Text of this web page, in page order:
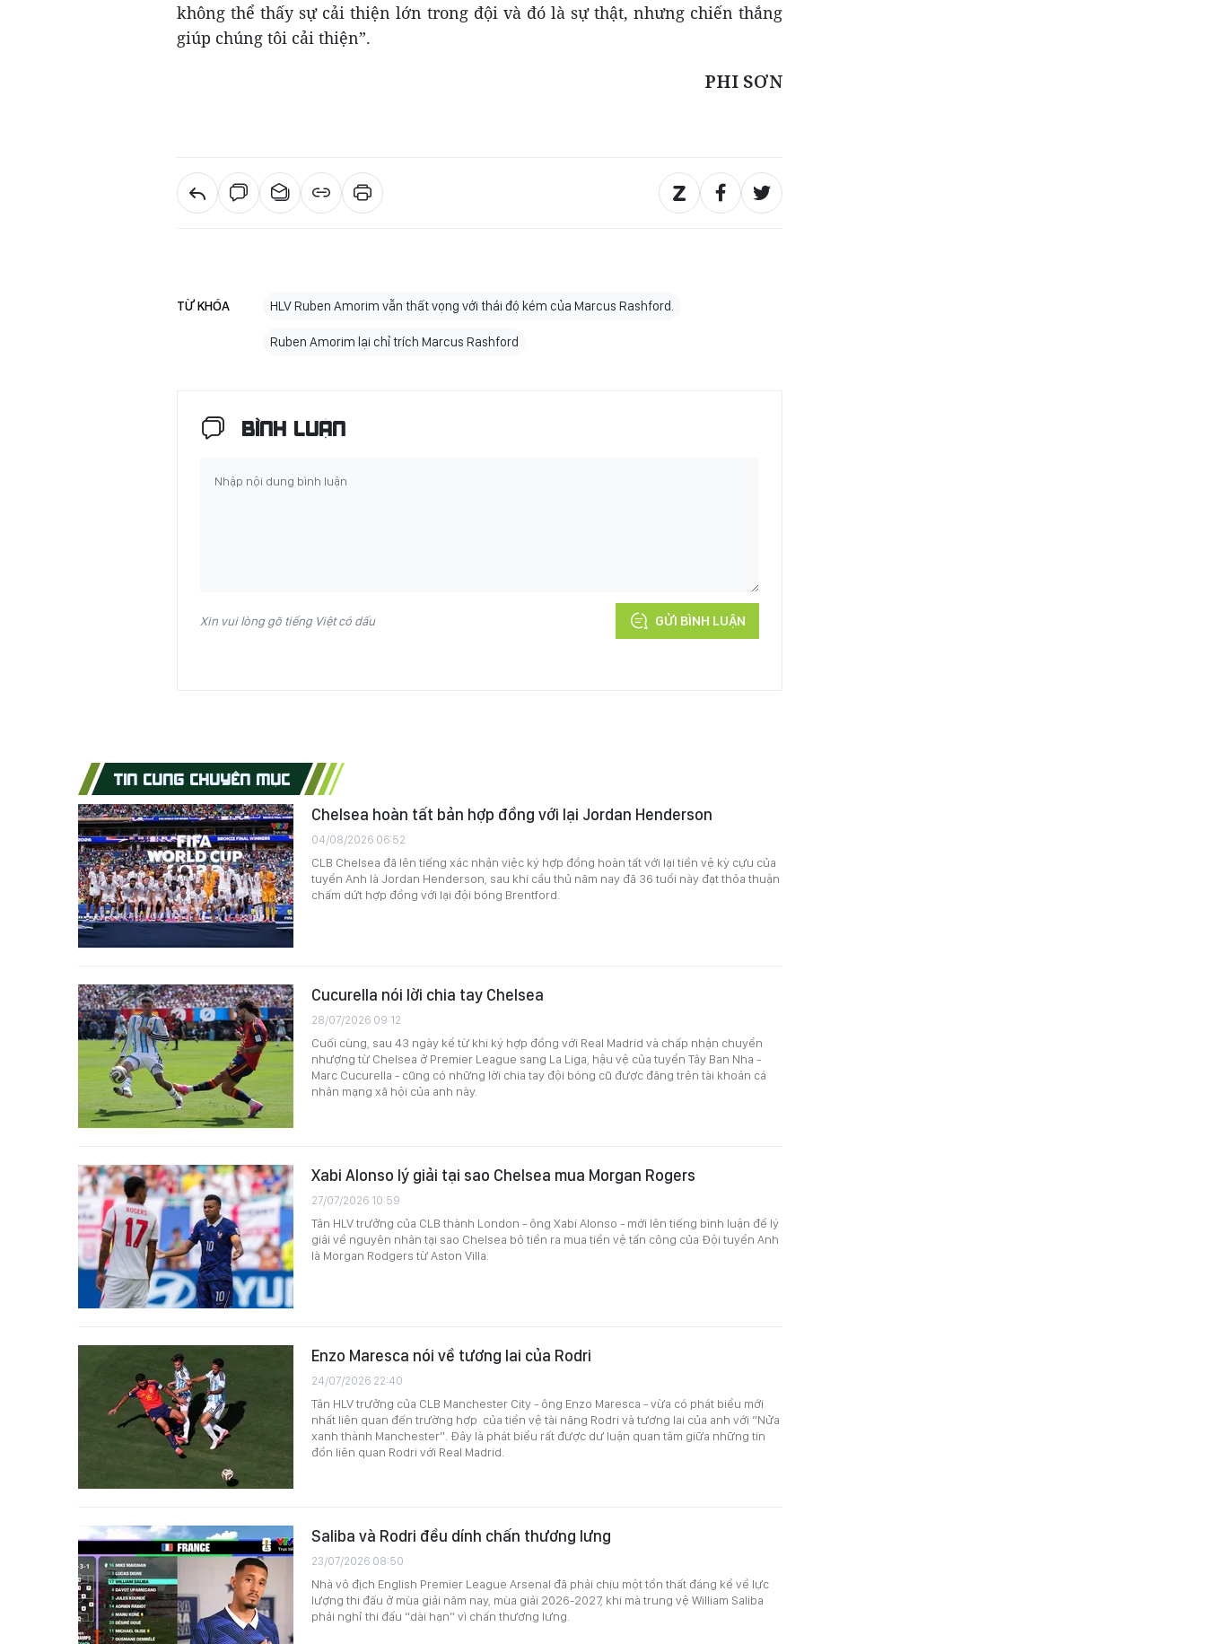
không thể thấy sự cải thiện lớn trong đội và đó là sự thật, nhưng chiến thắng
giúp chúng tôi cải thiện”.
PHI SƠN
TỪ KHÓA HLV Ruben Amorim vẫn thất vọng với thái độ kém của Marcus Rashford.
Ruben Amorim lại chỉ trích Marcus Rashford
BÌNH LUẬN
Xin vui lòng gõ tiếng Việt có dấu GỬI BÌNH LUẬN
TIN CÙNG CHUYÊN MỤC
Chelsea hoàn tất bản hợp đồng với lại Jordan Henderson
04/08/2026 06:52
CLB Chelsea đã lên tiếng xác nhận việc ký hợp đồng hoàn tất với lại tiền vệ kỳ cựu của
tuyển Anh là Jordan Henderson, sau khi cầu thủ năm nay đã 36 tuổi này đạt thỏa thuận
chấm dứt hợp đồng với lại đội bóng Brentford.
Cucurella nói lời chia tay Chelsea
28/07/2026 09:12
Cuối cùng, sau 43 ngày kể từ khi ký hợp đồng với Real Madrid và chấp nhận chuyển
nhượng từ Chelsea ở Premier League sang La Liga, hậu vệ của tuyển Tây Ban Nha -
Marc Cucurella - cũng có những lời chia tay đội bóng cũ được đăng trên tài khoản cá
nhân mạng xã hội của anh này.
Xabi Alonso lý giải tại sao Chelsea mua Morgan Rogers
27/07/2026 10:59
Tân HLV trưởng của CLB thành London - ông Xabi Alonso - mới lên tiếng bình luận để lý
giải về nguyên nhân tại sao Chelsea bỏ tiền ra mua tiền vệ tấn công của Đội tuyển Anh
là Morgan Rodgers từ Aston Villa.
Enzo Maresca nói về tương lai của Rodri
24/07/2026 22:40
Tân HLV trưởng của CLB Manchester City - ông Enzo Maresca - vừa có phát biểu mới
nhất liên quan đến trường hợp của tiền vệ tài năng Rodri và tương lai của anh với “Nửa
xanh thành Manchester”. Đây là phát biểu rất được dư luận quan tâm giữa những tin
đồn liên quan Rodri với Real Madrid.
Saliba và Rodri đều dính chấn thương lưng
23/07/2026 08:50
Nhà vô địch English Premier League Arsenal đã phải chịu một tổn thất đáng kể về lực
lượng thi đấu ở mùa giải năm nay, mùa giải 2026-2027, khi mà trung vệ William Saliba
phải nghỉ thi đấu “dài hạn” vì chấn thương lưng.